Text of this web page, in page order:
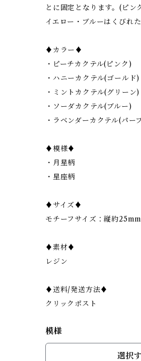
とに固定となります。(ピン
イエロー・ブルーはくびれ
♦︎カラー♦︎
・ピーチカクテル(ピンク)
・ハニーカクテル(ゴールド)
・ミントカクテル(グリーン)
・ソーダカクテル(ブルー)
・ラベンダーカクテル(パー
♦︎模様♦︎
・月星柄
・星座柄
♦︎サイズ♦︎
モチーフサイズ：縦約25mm
♦︎素材♦︎
レジン
♦︎送料/発送方法♦︎
クリックポスト
模様
選択